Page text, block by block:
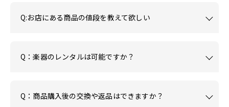
Q:お店にある商品の値段を教えて欲しい
Q：楽器のレンタルは可能ですか？
Q：商品購入後の交換や返品はできますか？